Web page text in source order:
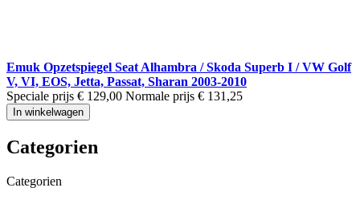
Emuk Opzetspiegel Seat Alhambra / Skoda Superb I / VW Golf
V, VI, EOS, Jetta, Passat, Sharan 2003-2010
Speciale prijs € 129,00 Normale prijs € 131,25
In winkelwagen
Categorien
Categorien